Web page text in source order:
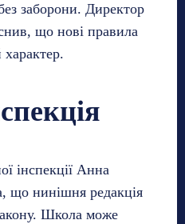
заборони. Директор
що нові правила
інспекції Анна
що нинішня редакція
Школа може